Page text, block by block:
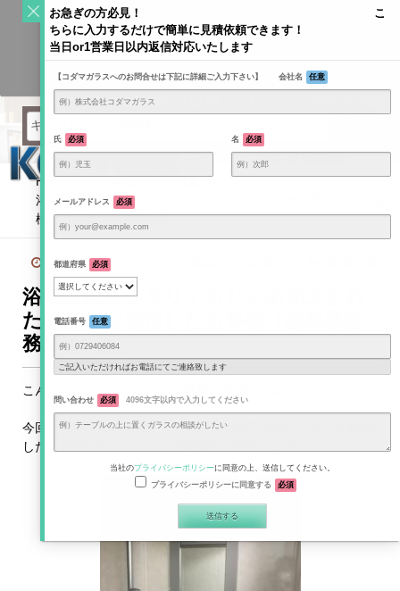
KODAMAGLASS公式ブログ | ガラス情報発信メディア
Home / お客様からの写真
浴室に鏡ハッキリくもり止め加工されたミラーを取付したお客
様（岐阜県各務原市U様）
2019年6月11日
浴室に鏡ハッキリくもり止め加工され
たミラーを取付したお客様（岐阜県各
務原市U様）
こんにちは！コダマガラスお客様写真担当のありかろです。
今回は、浴室に鏡ハッキリくもり止め加工されたミラーを取付
したお客様からいただいたお写真をご紹介します。
お急ぎの方必見！ こ
ちらに入力するだけで簡単に見積依頼できます！
当日or1営業日以内返信対応いたします
【コダマガラスへのお問合せは下記に詳細ご入力下さい】 会社名 任意
氏 必須 名 必須
メールアドレス 必須
都道府県 必須
電話番号 任意
ご記入いただければお電話にてご連絡致します
問い合わせ 必須 4096文字以内で入力してください
当社のプライバシーポリシーに同意の上、送信してください。
プライバシーポリシーに同意する
必須